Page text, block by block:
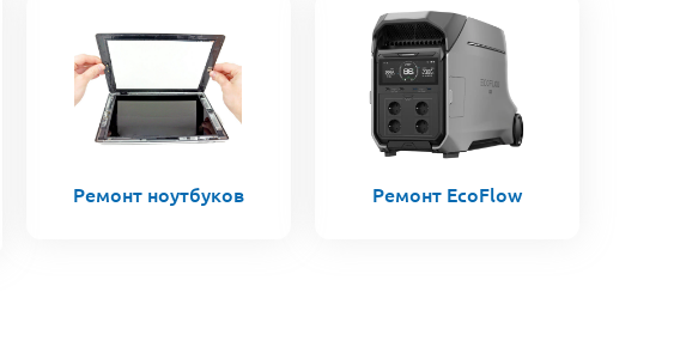
Ремонт ноутбуков Ремонт EcoFlow